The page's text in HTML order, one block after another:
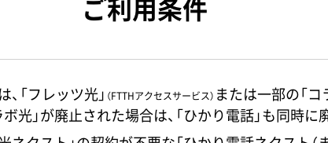
ご利用条件
「フレッツ光」 （FTTHアクセスサービス） または一部の「
ボ光」が廃止された場合は、「ひかり電話」も同時に